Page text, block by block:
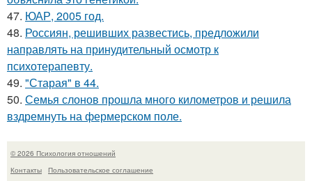
47. ЮАР, 2005 год.
48. Россиян, решивших развестись, предложили
направлять на принудительный осмотр к
психотерапевту.
49. "Старая" в 44.
50. Семья слонов прошла много километров и решила
вздремнуть на фермерском поле.
© 2026 Психология отношений
Контакты
Пользовательское соглашение